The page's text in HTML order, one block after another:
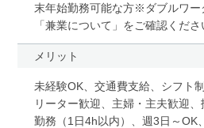
末年始勤務可能な方※ダブルワー
「兼業について」をご確認くださ
メリット
未経験OK、交通費支給、シフト
リーター歓迎、主婦・主夫歓迎
勤務（1日4h以内）、週3日～OK